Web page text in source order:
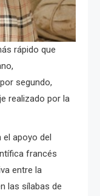
rápido que
segundo,
realizado por la
apoyo del
francés
entre la
las sílabas de